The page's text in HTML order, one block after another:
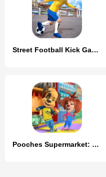
Street Football Kick Games
Pooches Supermarket: Shopping